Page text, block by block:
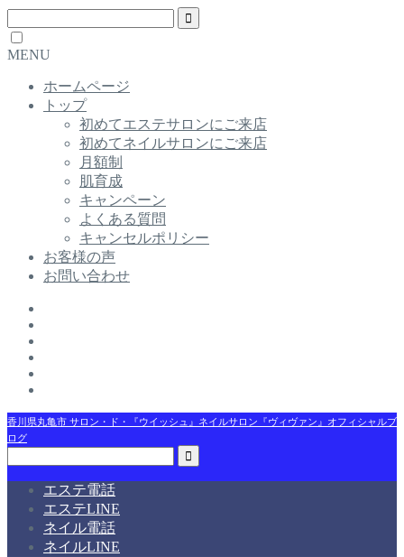
MENU
ホームページ
トップ
初めてエステサロンにご来店
初めてネイルサロンにご来店
月額制
肌育成
キャンペーン
よくある質問
キャンセルポリシー
お客様の声
お問い合わせ
香川県丸亀市 サロン・ド・『ウイッシュ』ネイルサロン『ヴィヴァン』オフィシャルブ
ログ
エステ電話
エステLINE
ネイル電話
ネイルLINE